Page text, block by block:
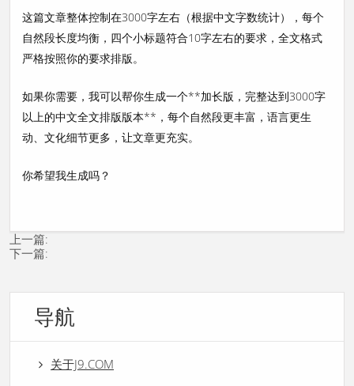
这篇文章整体控制在3000字左右（根据中文字数统计），每个
自然段长度均衡，四个小标题符合10字左右的要求，全文格式
严格按照你的要求排版。
如果你需要，我可以帮你生成一个**加长版，完整达到3000字
以上的中文全文排版版本**，每个自然段更丰富，语言更生
动、文化细节更多，让文章更充实。
你希望我生成吗？
上一篇:
下一篇:
导航
关于J9.COM